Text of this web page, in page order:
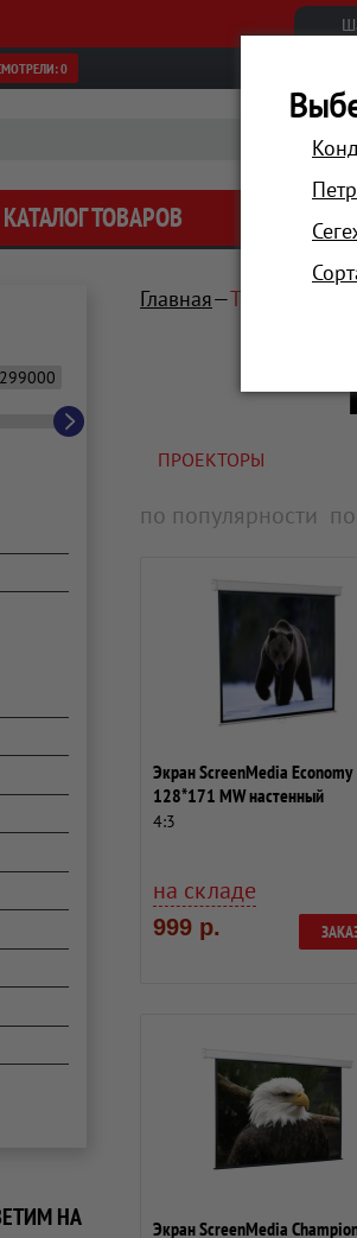
0
КАТАЛОГ ТОВАРОВ АКЦИИ
НА
Главная Телевизоры,
ПРОЕКТОРЫ
по популярности
Экран ScreenMedia Economy
128*171 MW настенный
4:3
на складе
999 р.
Экран ScreenMedia